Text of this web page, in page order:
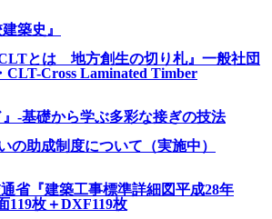
築史』
とは 地方創生の切り札』一般社団
Cross Laminated Timber
』-基礎から学ぶ多彩な接ぎの技法
の助成制度について（実施中）
省『建築工事標準詳細図平成28年
119枚＋DXF119枚